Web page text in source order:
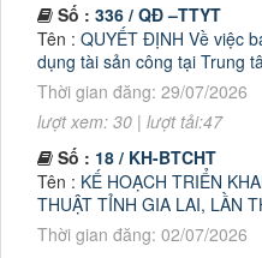
Tên : QUYẾT ĐỊNH Về việc
dụng tài sản công tại Trung
Thời gian đăng: 29/07/2026
lượt xem: 30 | lượt tải:47
Số :
18 / KH-BTCHT
Tên : KẾ HOẠCH TRIỂN
THUẬT TỈNH GIA LAI, LẦN
Thời gian đăng: 02/07/2026
lượt xem: 56 | lượt tải:47